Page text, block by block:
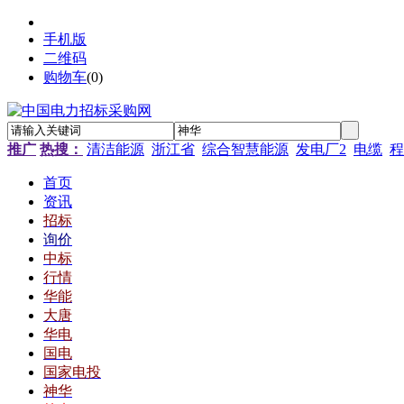
手机版
二维码
购物车(0)
推广 热搜： 清洁能源 浙江省 综合智慧能源 发电厂2 电缆
首页
资讯
招标
询价
中标
行情
华能
大唐
华电
国电
国家电投
神华